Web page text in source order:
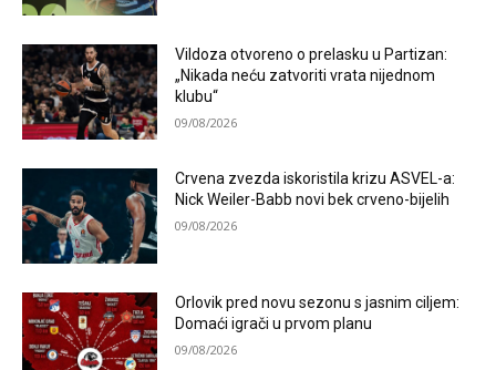
Vildoza otvoreno o prelasku u Partizan:
„Nikada neću zatvoriti vrata nijednom
klubu“
09/08/2026
Crvena zvezda iskoristila krizu ASVEL-a:
Nick Weiler-Babb novi bek crveno-bijelih
09/08/2026
Orlovik pred novu sezonu s jasnim ciljem:
Domaći igrači u prvom planu
09/08/2026